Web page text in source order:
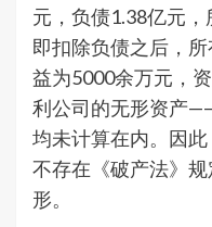
元，负债1.38亿元，
即扣除负债之后，
益为5000余万元，
利公司的无形资产
均未计算在内。因此
不存在《破产法》
形。